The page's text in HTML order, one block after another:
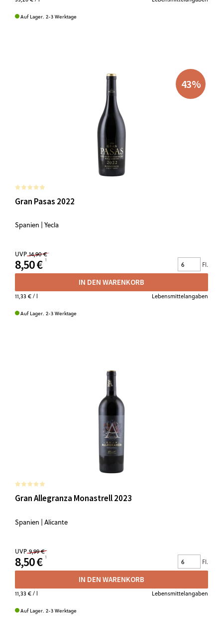
Auf Lager. 2-3 Werktage
43%
Gran Pasas 2022
Spanien | Yecla
UVP 14,90 €
8,50 € Fl.
IN DEN WARENKORB
11,33 €/ l Lebensmittelangaben
Auf Lager. 2-3 Werktage
Gran Allegranza Monastrell 2023
Spanien | Alicante
UVP 9,99 €
8,50 € Fl.
IN DEN WARENKORB
11,33 €/ l Lebensmittelangaben
Auf Lager. 2-3 Werktage